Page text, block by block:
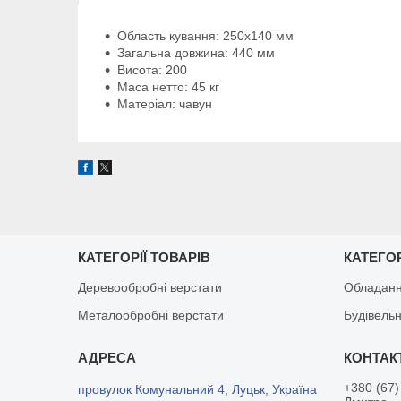
Область кування: 250x140 мм
Загальна довжина: 440 мм
Висота: 200
Маса нетто: 45 кг
Матеріал: чавун
КАТЕГОРІЇ ТОВАРІВ
Деревообробні верстати
Металообробні верстати
провулок Комунальний 4, Луцьк, Україна
+380